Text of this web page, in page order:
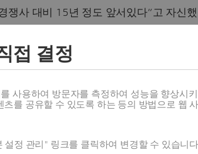
쟁사 대비 15년 정도 앞서있다”고 자신했
공략을 강화하고 있다. 바씨 총괄대표는
한국을 찾을 예정이다. LIG넥스원
접 결정
사용하여 방문자를 측정하여 성능을 향상시
를 공유할 수 있도록 하는 등의 방법으로 웹
정 관리" 링크를 클릭하여 변경할 수 있습니